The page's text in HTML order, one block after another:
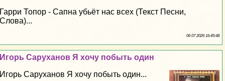
Гарри Топор - Сапна убьёт нас всех (Текст Песни,
Слова)...
06 07 2026 16:45:48
Игорь Саруханов Я хочу побыть один
Игорь Саруханов Я хочу побыть один...